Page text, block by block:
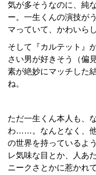
気が多そうなのに、純
ー。一生くんの演技が
マっていて、かわいら
そして『カルテット』
さい男が好きそう（偏
素が絶妙にマッチした
ね。
ただ一生くん本人も、
わ……。なんとなく、
の世界を持っているよ
レ気味な目とか、人あ
ニークさとかに惹かれ